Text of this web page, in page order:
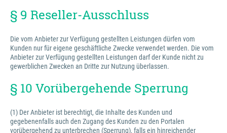
§ 9 Reseller-Ausschluss
Die vom Anbieter zur Verfügung gestellten Leistungen dürfen vom
Kunden nur für eigene geschäftliche Zwecke verwendet werden. Die vom
Anbieter zur Verfügung gestellten Leistungen darf der Kunde nicht zu
gewerblichen Zwecken an Dritte zur Nutzung überlassen.
§ 10 Vorübergehende Sperrung
(1) Der Anbieter ist berechtigt, die Inhalte des Kunden und
gegebenenfalls auch den Zugang des Kunden zu den Portalen
vorübergehend zu unterbrechen (Sperrung), falls ein hinreichender